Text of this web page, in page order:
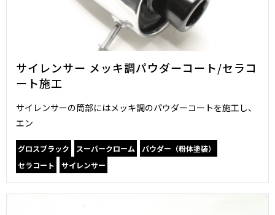
サイレンサー メッキ調パウダーコート/セラコ
ート施工
サイレンサーの筒部にはメッキ調のパウダーコートを施工し、
エン
グロスブラック スーパークローム
パウダー（粉体塗装）
セラコート
サイレンサー